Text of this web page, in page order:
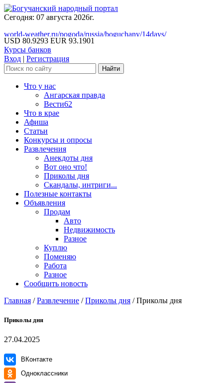
Сегодня: 07 августа 2026г.
world-weather.ru/pogoda/russia/boguchany/14days/
USD 80.9293 EUR 93.1901
Курсы банков
Вход | Регистрация
Что у нас
Ангарская правда
Вести62
Что в крае
Афиша
Статьи
Конкурсы и опросы
Развлечения
Анекдоты дня
Вот оно что!
Приколы дня
Скандалы, интриги...
Полезные контакты
Объявления
Продам
Авто
Недвижимость
Разное
Куплю
Поменяю
Работа
Разное
Сообщить новость
Главная /Развлечение /Приколы дня /Приколы дня
Приколы дня
27.04.2025
ВКонтакте
Одноклассники